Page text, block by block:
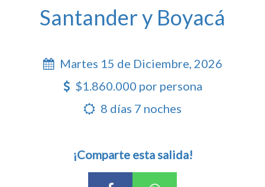
Santander y Boyacá
Martes 15 de Diciembre, 2026
$1.860.000 por persona
8 días 7 noches
¡Comparte esta salida!